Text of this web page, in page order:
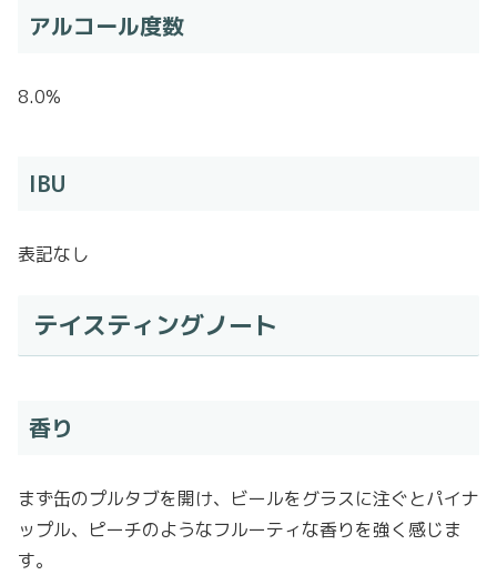
アルコール度数
8.0%
IBU
表記なし
テイスティングノート
香り
まず缶のプルタブを開け、ビールをグラスに注ぐとパイナ
ップル、ピーチのようなフルーティな香りを強く感じま
す。